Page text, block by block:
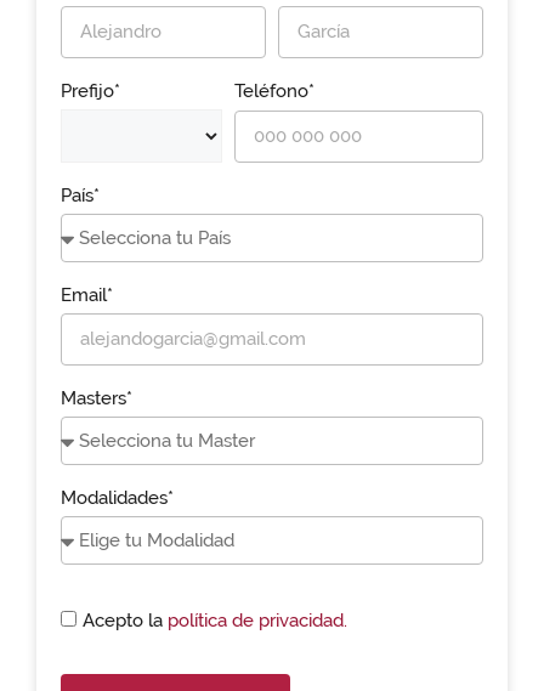
Prefijo* Teléfono*
País*
Email*
Masters*
Modalidades*
Acepto la política de privacidad.